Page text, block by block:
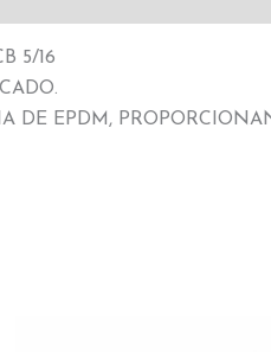
5/16
DE EPDM,